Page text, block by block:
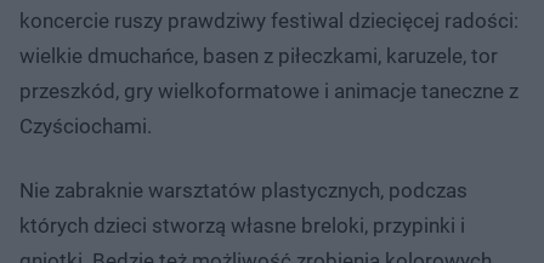
koncercie ruszy prawdziwy festiwal dziecięcej radości:
wielkie dmuchańce, basen z piłeczkami, karuzele, tor
przeszkód, gry wielkoformatowe i animacje taneczne z
Czyściochami.
Nie zabraknie warsztatów plastycznych, podczas
których dzieci stworzą własne breloki, przypinki i